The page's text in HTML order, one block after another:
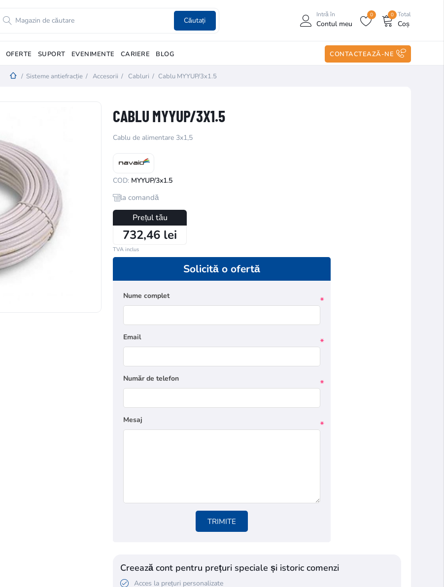
Căutați
Intră în
Contul meu
0 Total
Coș
0
OFERTE SUPORT EVENIMENTE CARIERE BLOG CONTACTEAZĂ-NE
/ Sisteme antiefracție / Accesorii / Cabluri / Cablu MYYUP/3x1.5
CABLU MYYUP/3X1.5
Cablu de alimentare 3x1,5
COD: MYYUP/3x1.5
la comandă
Prețul tău
732,46 lei
TVA inclus
Solicită o ofertă
Nume complet *
Email *
Număr de telefon *
Mesaj *
TRIMITE
Creează cont pentru prețuri speciale și istoric comenzi
Acces la prețuri personalizate